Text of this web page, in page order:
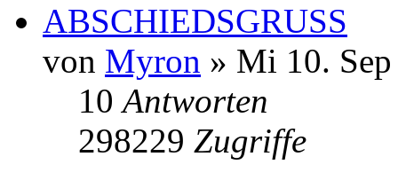
ABSCHIEDSGRUSS
von Myron » Mi 10.
10Antworten
298229 Zugriffe